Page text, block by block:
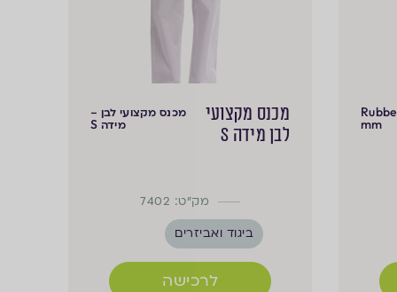
mm
מכנס מקצועי
לבן מידה S
מכנס מקצועי לבן –
מידה S
מק"ט: 7402
ביגוד ואביזרים
לרכישה